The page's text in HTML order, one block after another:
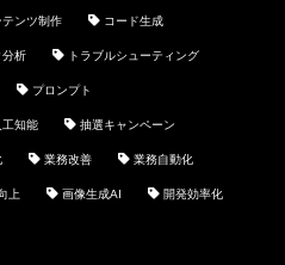
テンツ制作 コード生成
分析 トラブルシューティング
プロンプト
工知能 抽選キャンペーン
業務改善 業務自動化
上 画像生成AI 開発効率化